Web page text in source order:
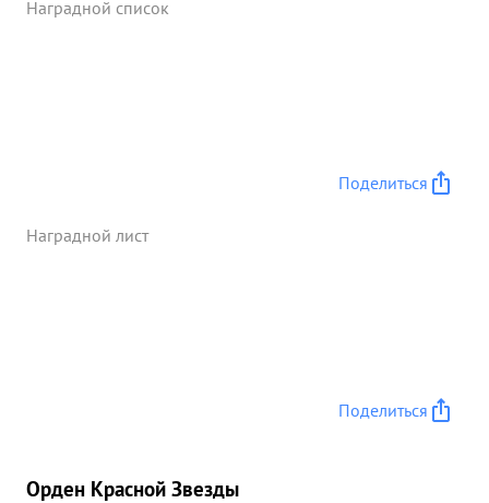
пулеметов до роты пехоты. старший Леймена ...»
Наградной список
Поделиться
Наградной лист
Поделиться
Орден Красной Звезды